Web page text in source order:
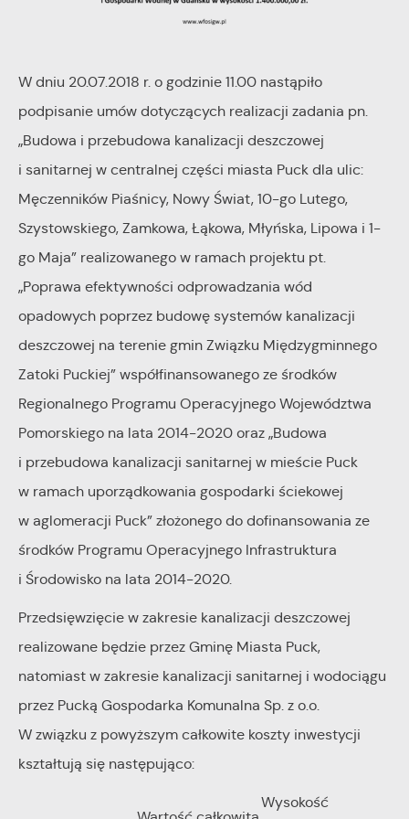
W dniu 20.07.2018 r. o godzinie 11.00 nastąpiło
podpisanie umów dotyczących realizacji zadania pn.
„Budowa i przebudowa kanalizacji deszczowej
i sanitarnej w centralnej części miasta Puck dla ulic:
Męczenników Piaśnicy, Nowy Świat, 10-go Lutego,
Szystowskiego, Zamkowa, Łąkowa, Młyńska, Lipowa i 1-
go Maja” realizowanego w ramach projektu pt.
„Poprawa efektywności odprowadzania wód
opadowych poprzez budowę systemów kanalizacji
deszczowej na terenie gmin Związku Międzygminnego
Zatoki Puckiej” współfinansowanego ze środków
Regionalnego Programu Operacyjnego Województwa
Pomorskiego na lata 2014-2020 oraz „Budowa
i przebudowa kanalizacji sanitarnej w mieście Puck
w ramach uporządkowania gospodarki ściekowej
w aglomeracji Puck” złożonego do dofinansowania ze
środków Programu Operacyjnego Infrastruktura
i Środowisko na lata 2014-2020.
Przedsięwzięcie w zakresie kanalizacji deszczowej
realizowane będzie przez Gminę Miasta Puck,
natomiast w zakresie kanalizacji sanitarnej i wodociągu
przez Pucką Gospodarka Komunalna Sp. z o.o.
W związku z powyższym całkowite koszty inwestycji
kształtują się następująco:
Wysokość